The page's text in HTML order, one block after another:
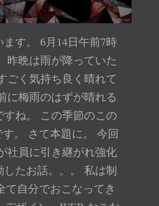
す。 6月14日午前7時
昨晩は雨が降っていた
ごく気持ち良く晴れて
に梅雨のはずが晴れる
すね。 この季節のこの
。 さて本題に。 今回
社員に引き継がれ強化
したお話。。。 私は制
て自分でおこなってき